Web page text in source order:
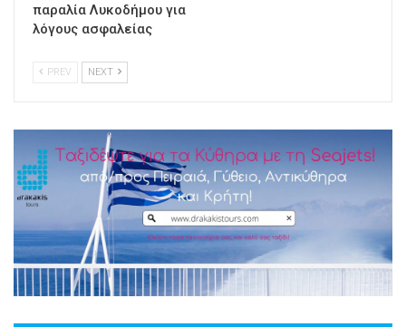
παραλία Λυκοδήμου για
λόγους ασφαλείας
PREV NEXT